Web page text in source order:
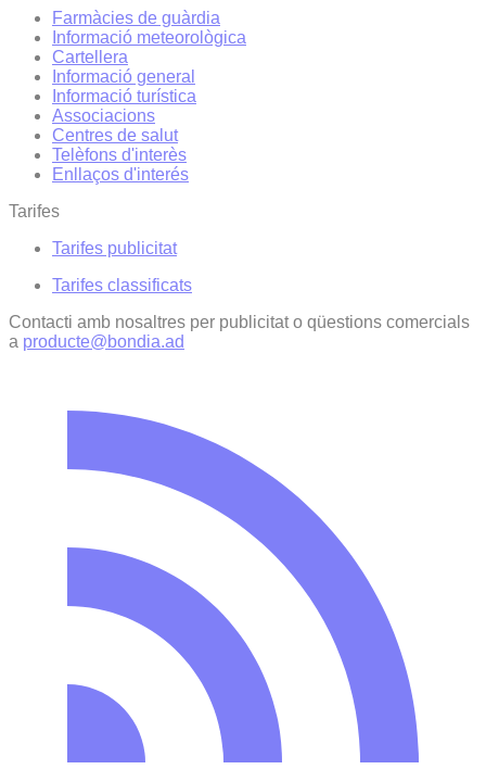
Farmàcies de guàrdia
Informació meteorològica
Cartellera
Informació general
Informació turística
Associacions
Centres de salut
Telèfons d'interès
Enllaços d'interés
Tarifes
Tarifes publicitat
Tarifes classificats
Contacti amb nosaltres per publicitat o qüestions comercials
a producte@bondia.ad